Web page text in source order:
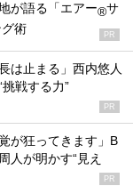
が語る「エアー®サ
グ術 PR
は止まる」西内悠人
戦する力”
PR
が狂ってきます」B
人が明かす“見え
PR